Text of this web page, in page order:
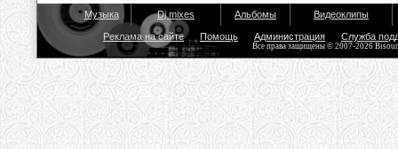
Музыка Dj mixes Альбомы Видеоклипы
Реклама на сайте Помощь Администрация Служба
Все права защищены © 2007-2026